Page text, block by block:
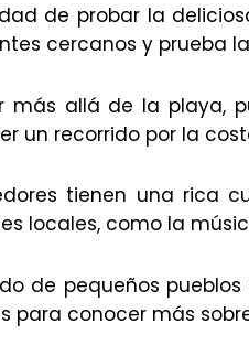
de probar la
cercanos y prueba
más allá de la playa,
un recorrido por la
tienen una rica
locales, como la
de pequeños
para conocer más